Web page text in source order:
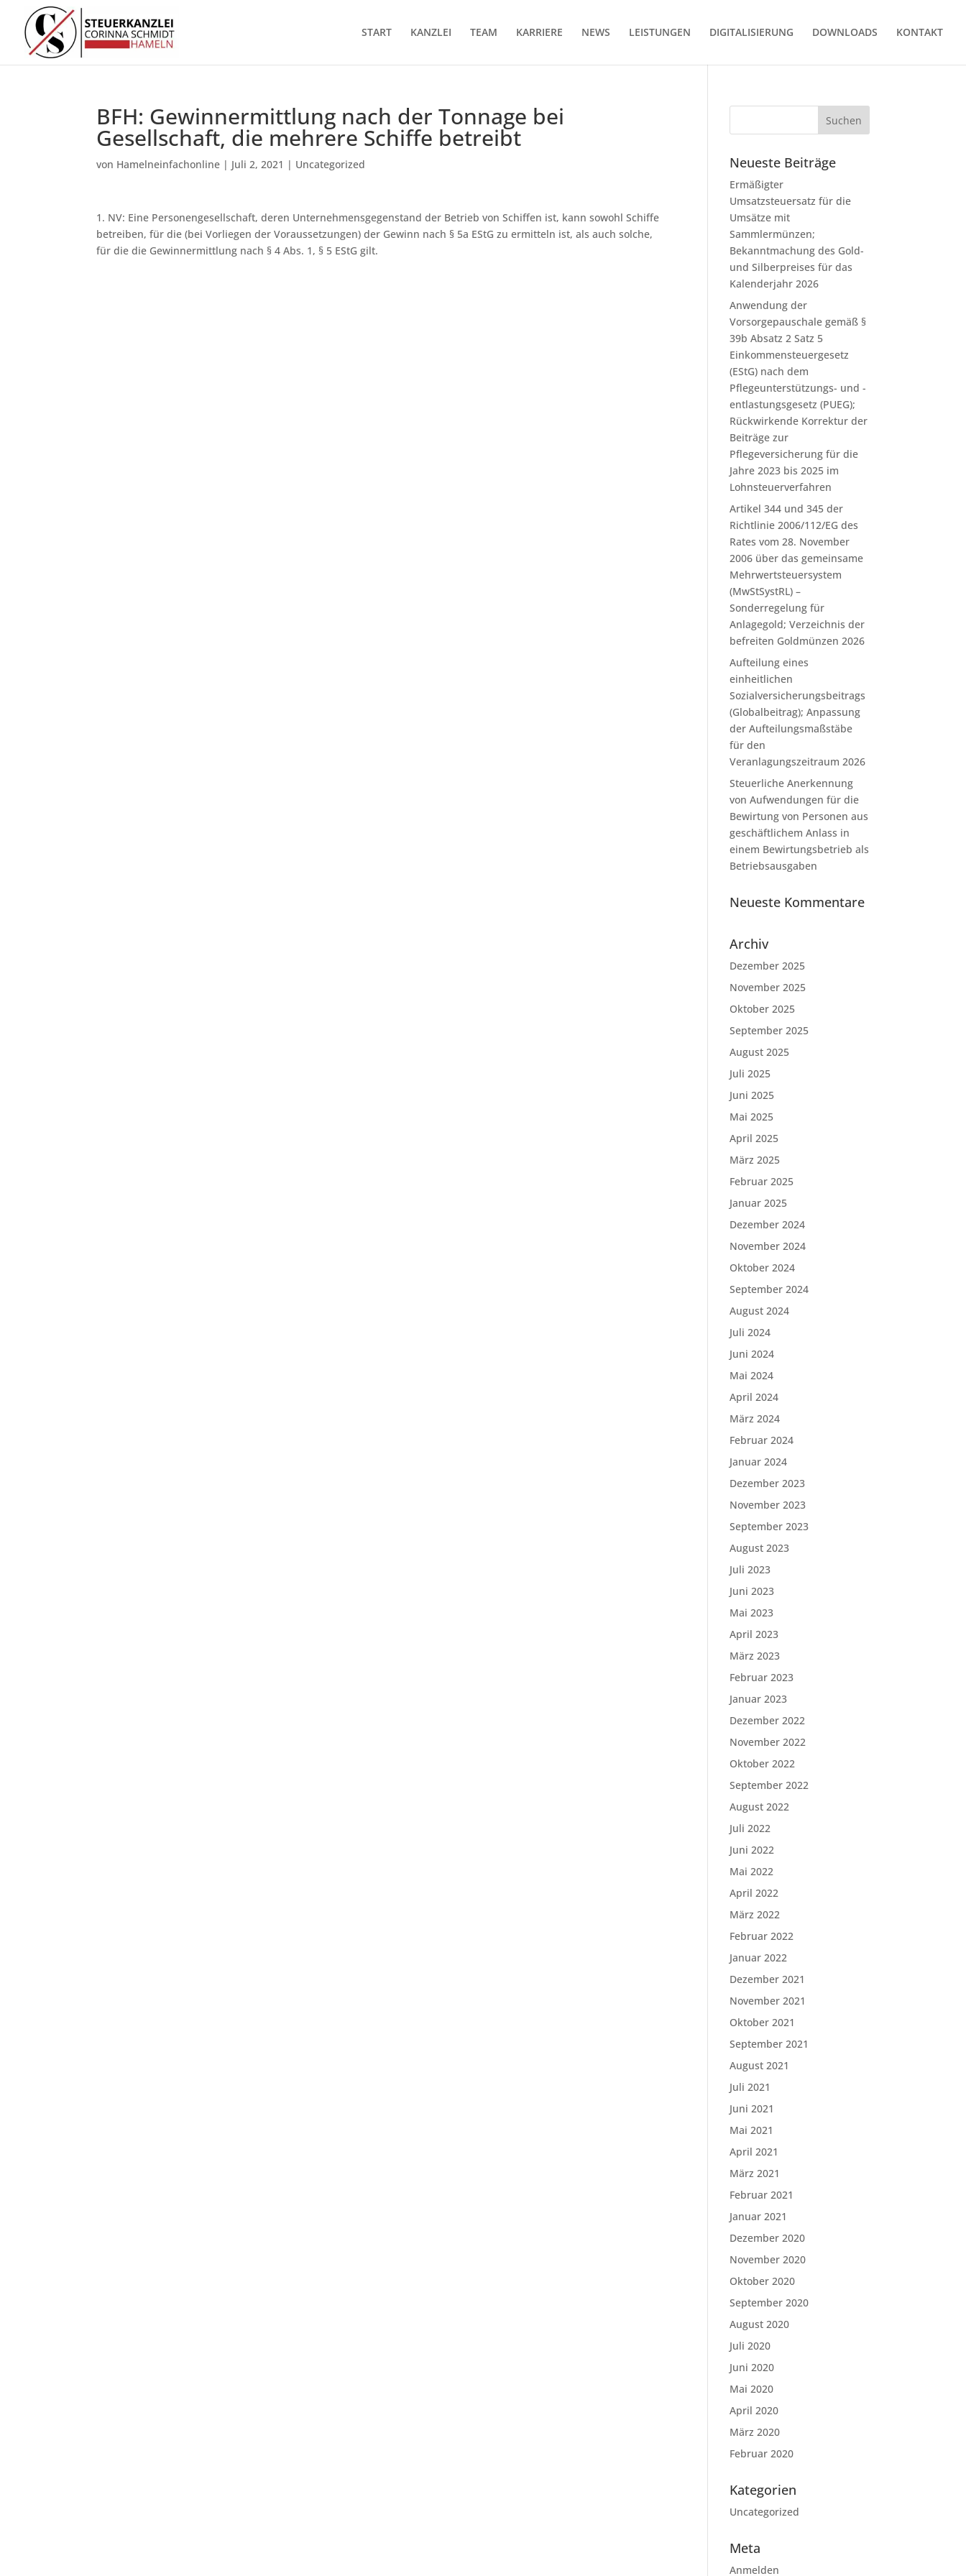
START KANZLEI TEAM KARRIERE NEWS LEISTUNGEN DIGITALISIERUNG DOWNLOADS KONTAKT
BFH: Gewinnermittlung nach der Tonnage bei
Gesellschaft, die mehrere Schiffe betreibt
von Hamelneinfachonline | Juli 2, 2021 | Uncategorized
1. NV: Eine Personengesellschaft, deren Unternehmensgegenstand der Betrieb von Schiffen ist, kann sowohl Schiffe
betreiben, für die (bei Vorliegen der Voraussetzungen) der Gewinn nach § 5a EStG zu ermitteln ist, als auch solche,
für die die Gewinnermittlung nach § 4 Abs. 1, § 5 EStG gilt.
Neueste Beiträge
Ermäßigter
Umsatzsteuersatz für die
Umsätze mit
Sammlermünzen;
Bekanntmachung des Gold-
und Silberpreises für das
Kalenderjahr 2026
Anwendung der
Vorsorgepauschale gemäß §
39b Absatz 2 Satz 5
Einkommensteuergesetz
(EStG) nach dem
Pflegeunterstützungs- und -
entlastungsgesetz (PUEG);
Rückwirkende Korrektur der
Beiträge zur
Pflegeversicherung für die
Jahre 2023 bis 2025 im
Lohnsteuerverfahren
Artikel 344 und 345 der
Richtlinie 2006/112/EG des
Rates vom 28. November
2006 über das gemeinsame
Mehrwertsteuersystem
(MwStSystRL) –
Sonderregelung für
Anlagegold; Verzeichnis der
befreiten Goldmünzen 2026
Aufteilung eines
einheitlichen
Sozialversicherungsbeitrags
(Globalbeitrag); Anpassung
der Aufteilungsmaßstäbe
für den
Veranlagungszeitraum 2026
Steuerliche Anerkennung
von Aufwendungen für die
Bewirtung von Personen aus
geschäftlichem Anlass in
einem Bewirtungsbetrieb als
Betriebsausgaben
Neueste Kommentare
Archiv
Dezember 2025
November 2025
Oktober 2025
September 2025
August 2025
Juli 2025
Juni 2025
Mai 2025
April 2025
März 2025
Februar 2025
Januar 2025
Dezember 2024
November 2024
Oktober 2024
September 2024
August 2024
Juli 2024
Juni 2024
Mai 2024
April 2024
März 2024
Februar 2024
Januar 2024
Dezember 2023
November 2023
September 2023
August 2023
Juli 2023
Juni 2023
Mai 2023
April 2023
März 2023
Februar 2023
Januar 2023
Dezember 2022
November 2022
Oktober 2022
September 2022
August 2022
Juli 2022
Juni 2022
Mai 2022
April 2022
März 2022
Februar 2022
Januar 2022
Dezember 2021
November 2021
Oktober 2021
September 2021
August 2021
Juli 2021
Juni 2021
Mai 2021
April 2021
März 2021
Februar 2021
Januar 2021
Dezember 2020
November 2020
Oktober 2020
September 2020
August 2020
Juli 2020
Juni 2020
Mai 2020
April 2020
März 2020
Februar 2020
Kategorien
Uncategorized
Meta
Anmelden